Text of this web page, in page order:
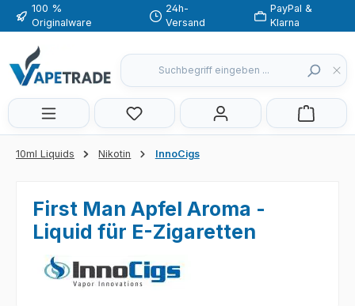
Zum Hauptinhalt springen
100 %
Originalware
24h-
Versand
PayPal &
Klarna
Du hast 0 Produkte auf dem
10ml Liquids Nikotin InnoCigs
First Man Apfel Aroma -
Liquid für E-Zigaretten